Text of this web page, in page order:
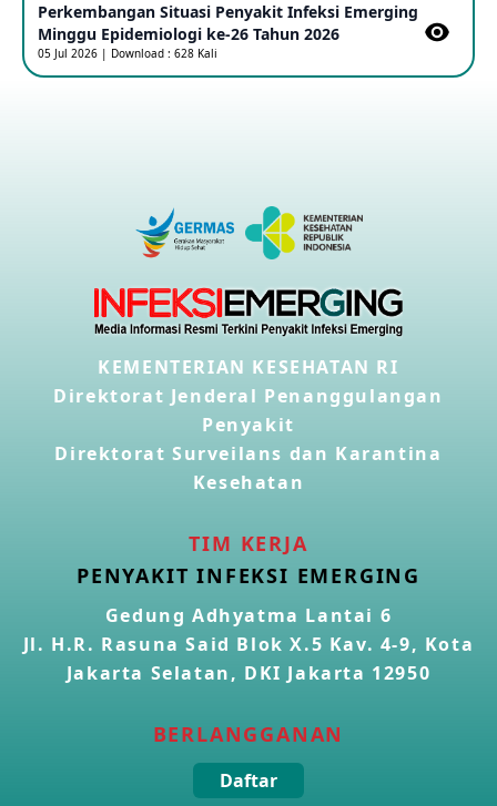
Kasus Konfirmasi A(H5NN6) di Cina
Penyakit virus Hanta di Kapal Pesiar Keberangkatan
Argentina
Penyakit Meningokokus di Vietnam
28 Apr 2026
Kasus Konfirmasi Avian Influenza A(H5N1) Keempat di
Kamboja
Informasi Penyakit POH VAU yang berkaitan dengan
21 Apr 2026
Kasus Konfirmasi Avian Influenza A(H9N2) di Italia
26 Mar 2026
Kasus Penyakit Meningokokus di Inggris
Perkembangan Situasi Penyakit Infeksi Emerging
Minggu Epidemiologi ke-26 Tahun 2026
05 Jul 2026 | Download : 628 Kali
KEMENTERIAN KESEHATAN RI
Direktorat Jenderal Penanggulangan
Penyakit
Direktorat Surveilans dan Karantina
Kesehatan
TIM KERJA
PENYAKIT INFEKSI EMERGING
Gedung Adhyatma Lantai 6
Jl. H.R. Rasuna Said Blok X.5 Kav. 4-9, Kota
Jakarta Selatan, DKI Jakarta 12950
BERLANGGANAN
Daftar